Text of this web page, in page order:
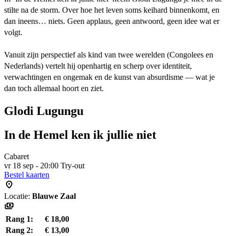
stilte na de storm. Over hoe het leven soms keihard binnenkomt, en
dan ineens… niets. Geen applaus, geen antwoord, geen idee wat er
volgt.
Vanuit zijn perspectief als kind van twee werelden (Congolees en
Nederlands) vertelt hij openhartig en scherp over identiteit,
verwachtingen en ongemak en de kunst van absurdisme — wat je
dan toch allemaal hoort en ziet.
Glodi Lugungu
In de Hemel ken ik jullie niet
Cabaret
vr 18 sep - 20:00 Try-out
Bestel kaarten
Locatie: Blauwe Zaal
Rang 1:
€ 18,00
Rang 2:
€ 13,00